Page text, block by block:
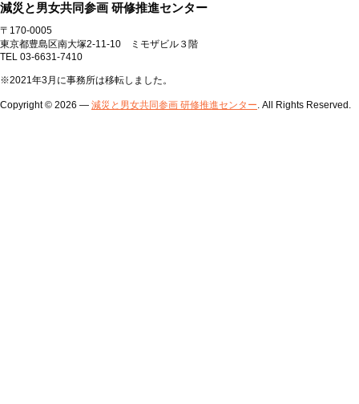
減災と男女共同参画 研修推進センター
〒170-0005
東京都豊島区南大塚2-11-10 ミモザビル３階
TEL 03-6631-7410
※2021年3月に事務所は移転しました。
Copyright © 2026 — 減災と男女共同参画 研修推進センター. All Rights Reserved.